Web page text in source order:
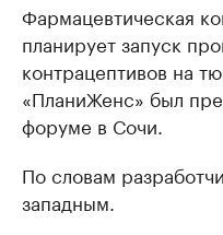
Фармацевтическая
планирует запуск
контрацептивов на
«ПланиЖенс» был
форуме в Сочи.
По словам
западным.